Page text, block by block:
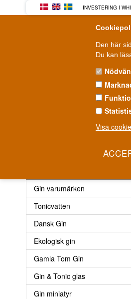
Den här
Du kan
Visa
INVESTERING I
Gin varumärken
Tonicvatten
Dansk Gin
Ekologisk gin
Gamla Tom Gin
Gin & Tonic glas
Gin miniatyr